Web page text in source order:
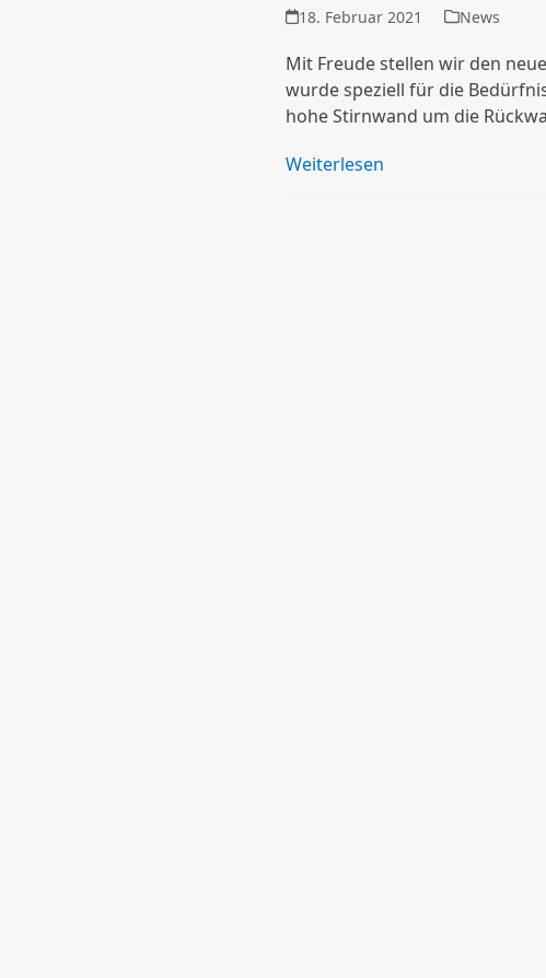
18. Februar 2021 News
Mit Freude stellen wir den
wurde speziell für die
hohe Stirnwand um die
Weiterlesen